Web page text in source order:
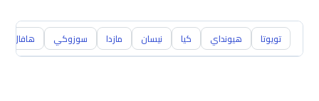
تويوتا هيونداي كيا نيسان مازدا سوزوكي هافال